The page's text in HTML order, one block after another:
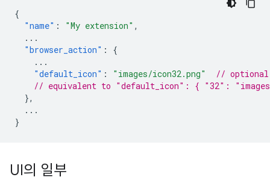
{
"name" : "My extension" ,
...
"browser_action" :
{
...
"default_icon" : "images/icon32.png"
// optional
// equivalent to "default_icon": { "32":
},
...
}
UI의 일부